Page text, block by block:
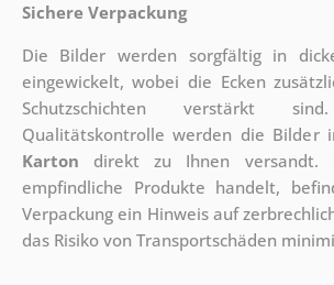
Sichere Verpackung
Die Bilder werden sorgfältig in
eingewickelt, wobei die Ecken
Schutzschichten verstärkt
Qualitätskontrolle werden die Bilder
Karton direkt zu Ihnen versandt.
empfindliche Produkte handelt,
Verpackung ein Hinweis auf
das Risiko von Transportschäden